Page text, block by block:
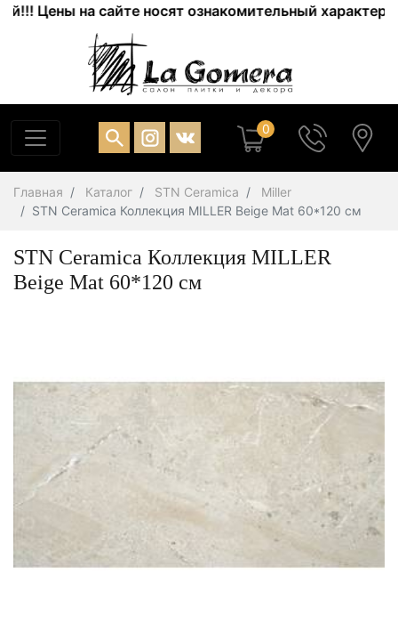
Цены на сайте носят ознакомительный характер.
0
Главная Каталог STN Ceramica
Miller
STN Ceramica Коллекция MILLER Beige Mat 60*120 см
STN Ceramica Коллекция MILLER
Beige Mat 60*120 см